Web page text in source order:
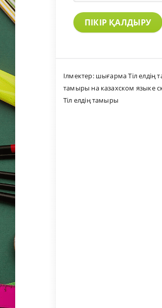
ПІКІР ҚАЛДЫРУ
Ілмектер: шығарма Тіл елдің
тамыры на казахском языке
Тіл елдің тамыры